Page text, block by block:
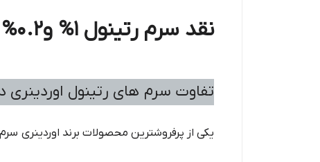
نقد سرم رتینول 1% و0.2% و0.5% اوردینری
تفاوت سرم های رتینول اوردینری
یکی از پرفروشترین محصولات برند